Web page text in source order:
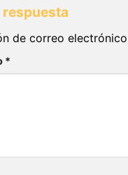
respuesta
de correo
*